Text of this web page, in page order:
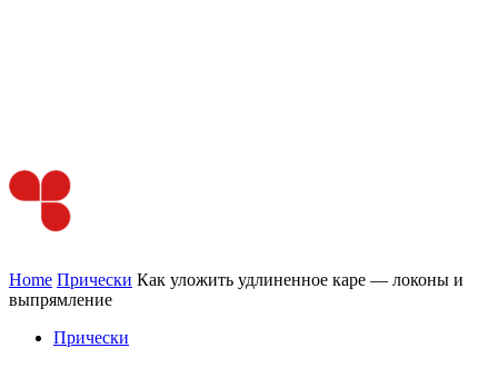
Home Прически Как уложить удлиненное каре — локоны и
выпрямление
Прически